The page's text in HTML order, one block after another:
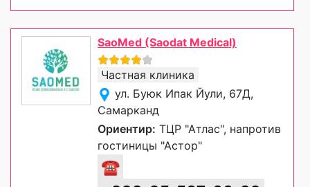
SaoMed (Saodat Medical)
Частная клиника
ул. Буюк Ипак Йули, 67Д,
Самарканд
Ориентир: ТЦР "Атлас", напротив
гостиницы "Астор"
☎